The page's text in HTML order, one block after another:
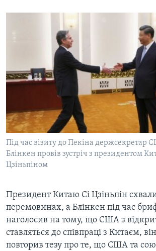
Під час візиту до Пекіна держсекретар
Блінкен провів зустріч з президентом
Цзіньпіном
Президент Китаю Сі Цзіньпін
перемовинах, а Блінкен під час
наголосив на тому, що США з
ставляться до співпраці з Китаєм,
повторив тезу про те, що США та